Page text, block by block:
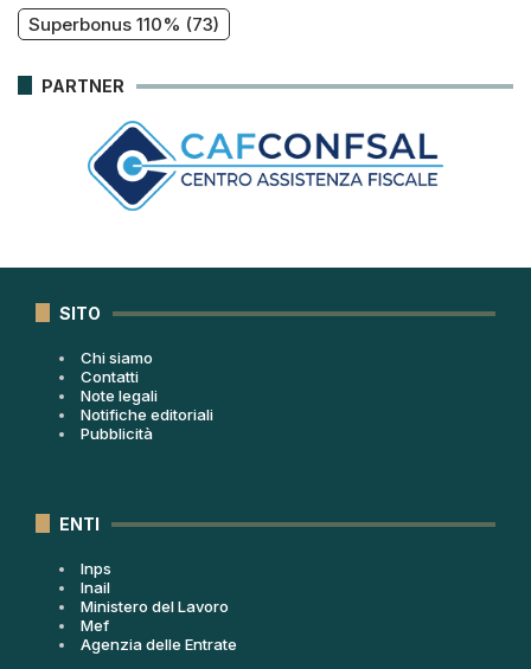
Superbonus 110% (73)
PARTNER
SITO
Chi siamo
Contatti
Note legali
Notifiche editoriali
Pubblicità
ENTI
Inps
Inail
Ministero del Lavoro
Mef
Agenzia delle Entrate